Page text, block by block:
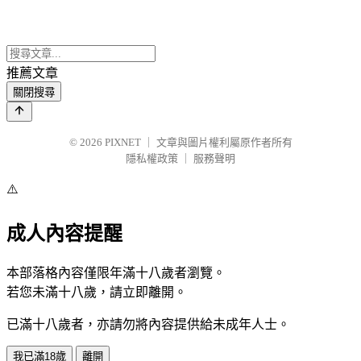
推薦文章
關閉搜尋
© 2026 PIXNET
文章與圖片權利屬原作者所有
隱私權政策
服務聲明
⚠️
成人內容提醒
本部落格內容僅限年滿十八歲者瀏覽。
若您未滿十八歲，請立即離開。
已滿十八歲者，亦請勿將內容提供給未成年人士。
我已滿18歲 離開